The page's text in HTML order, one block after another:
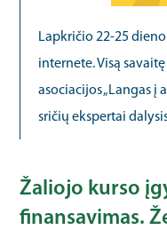
Lapkričio 22-25
internete. Visą
asociacijos „Langas
sričių ekspertai
Žaliojo kurso
finansavimas.